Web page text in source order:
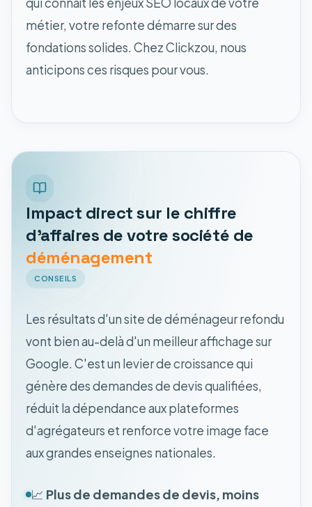
métier, votre refonte démarre sur des
fondations solides. Chez Clickzou, nous
anticipons ces risques pour vous.
Impact direct sur le chiffre
d'affaires de votre société de
déménagement
CONSEILS
Les résultats d'un site de déménageur refondu
vont bien au-delà d'un meilleur affichage sur
Google. C'est un levier de croissance qui
génère des demandes de devis qualifiées,
réduit la dépendance aux plateformes
d'agrégateurs et renforce votre image face
aux grandes enseignes nationales.
📈 Plus de demandes de devis, moins